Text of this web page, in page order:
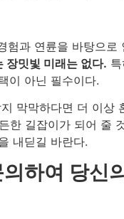
과 연륜을 바탕으
장밋빛 미래는 없다.
이 아닌 필수이다.
막막하다면 더 이상
한 길잡이가 되어 줄
내딛길 바란다.
하여 당신